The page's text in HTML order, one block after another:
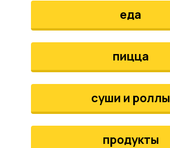
еда
пицца
суши и роллы
продукты